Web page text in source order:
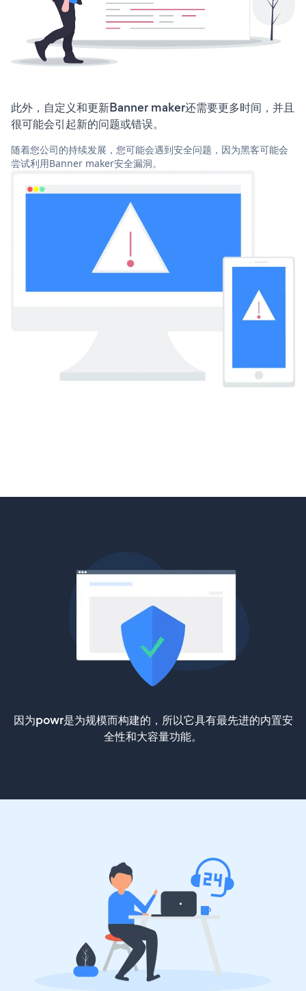
此外，自定义和更新Banner maker还需要更多时间，并且
很可能会引起新的问题或错误。
随着您公司的持续发展，您可能会遇到安全问题，因为黑客可能会
尝试利用Banner maker安全漏洞。
因为powr是为规模而构建的，所以它具有最先进的内置安
全性和大容量功能。